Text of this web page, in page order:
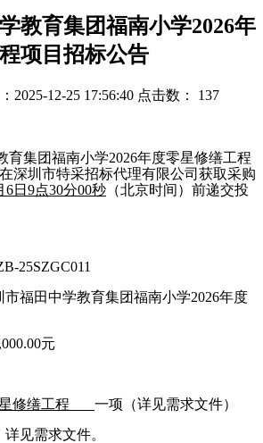
教育集团福南小学2026年
项目招标公告
2025-12-25 17:56:40 点击数： 137
育集团福南小学2026年度零星修缮工程
深圳市特采招标代理有限公司获取采购
6日 9点30分00秒 （北京时间）前递交投
25SZGC011
市福田中学教育集团福南小学2026年度
元
修缮工程
一项（详见需求文件）
见需求文件。